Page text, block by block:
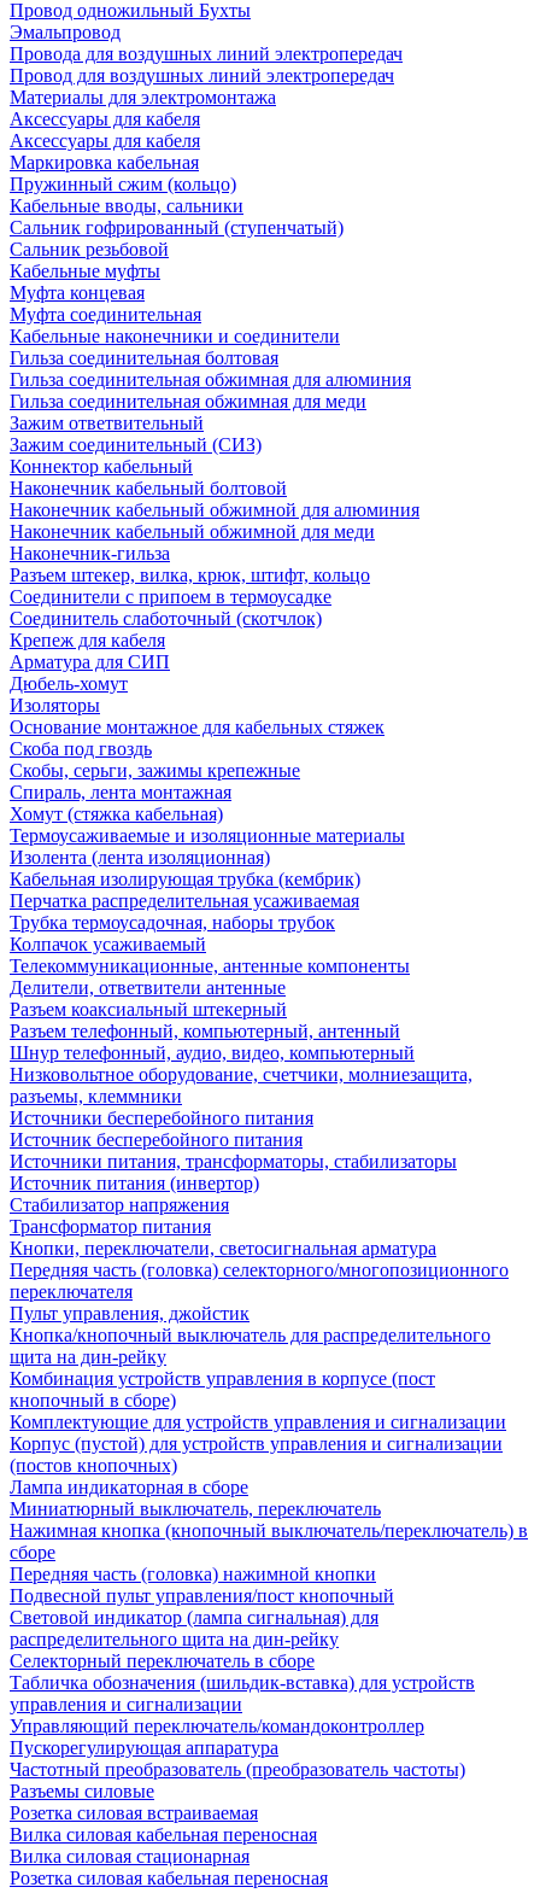
Провод одножильный Бухты
Эмальпровод
Провода для воздушных линий электропередач
Провод для воздушных линий электропередач
Материалы для электромонтажа
Аксессуары для кабеля
Аксессуары для кабеля
Маркировка кабельная
Пружинный сжим (кольцо)
Кабельные вводы, сальники
Сальник гофрированный (ступенчатый)
Сальник резьбовой
Кабельные муфты
Муфта концевая
Муфта соединительная
Кабельные наконечники и соединители
Гильза соединительная болтовая
Гильза соединительная обжимная для алюминия
Гильза соединительная обжимная для меди
Зажим ответвительный
Зажим соединительный (СИЗ)
Коннектор кабельный
Наконечник кабельный болтовой
Наконечник кабельный обжимной для алюминия
Наконечник кабельный обжимной для меди
Наконечник-гильза
Разъем штекер, вилка, крюк, штифт, кольцо
Соединители с припоем в термоусадке
Соединитель слаботочный (скотчлок)
Крепеж для кабеля
Арматура для СИП
Дюбель-хомут
Изоляторы
Основание монтажное для кабельных стяжек
Скоба под гвоздь
Скобы, серьги, зажимы крепежные
Спираль, лента монтажная
Хомут (стяжка кабельная)
Термоусаживаемые и изоляционные материалы
Изолента (лента изоляционная)
Кабельная изолирующая трубка (кембрик)
Перчатка распределительная усаживаемая
Трубка термоусадочная, наборы трубок
Колпачок усаживаемый
Телекоммуникационные, антенные компоненты
Делители, ответвители антенные
Разъем коаксиальный штекерный
Разъем телефонный, компьютерный, антенный
Шнур телефонный, аудио, видео, компьютерный
Низковольтное оборудование, счетчики, молниезащита,
разъемы, клеммники
Источники бесперебойного питания
Источник бесперебойного питания
Источники питания, трансформаторы, стабилизаторы
Источник питания (инвертор)
Стабилизатор напряжения
Трансформатор питания
Кнопки, переключатели, светосигнальная арматура
Передняя часть (головка) селекторного/многопозиционного
переключателя
Пульт управления, джойстик
Кнопка/кнопочный выключатель для распределительного
щита на дин-рейку
Комбинация устройств управления в корпусе (пост
кнопочный в сборе)
Комплектующие для устройств управления и сигнализации
Корпус (пустой) для устройств управления и сигнализации
(постов кнопочных)
Лампа индикаторная в сборе
Миниатюрный выключатель, переключатель
Нажимная кнопка (кнопочный выключатель/переключатель) в
сборе
Передняя часть (головка) нажимной кнопки
Подвесной пульт управления/пост кнопочный
Световой индикатор (лампа сигнальная) для
распределительного щита на дин-рейку
Селекторный переключатель в сборе
Табличка обозначения (шильдик-вставка) для устройств
управления и сигнализации
Управляющий переключатель/командоконтроллер
Пускорегулирующая аппаратура
Частотный преобразователь (преобразователь частоты)
Разъемы силовые
Розетка силовая встраиваемая
Вилка силовая кабельная переносная
Вилка силовая стационарная
Розетка силовая кабельная переносная